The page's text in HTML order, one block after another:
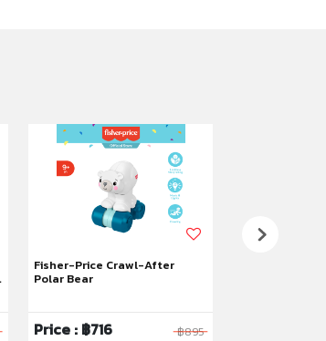
Fisher-Price Crawl-After
Polar Bear
Price : ฿716 ฿895